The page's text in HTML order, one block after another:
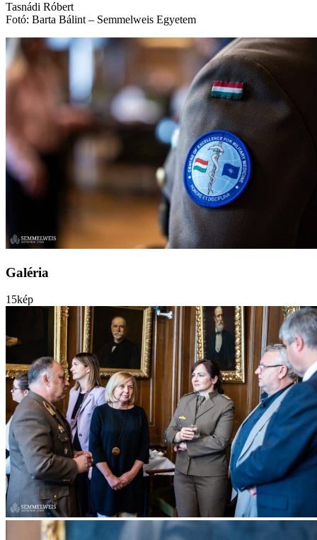
Tasnádi Róbert
Fotó: Barta Bálint – Semmelweis Egyetem
Galéria
15kép